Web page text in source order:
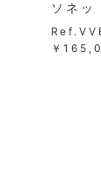
ソネッ
￥